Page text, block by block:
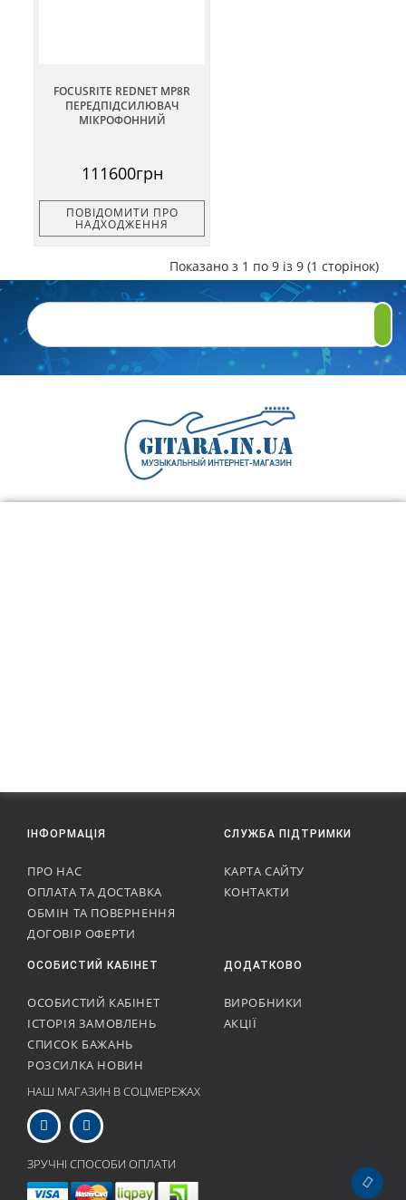
FOCUSRITE REDNET MP8R
ПЕРЕДПІДСИЛЮВАЧ
МІКРОФОННИЙ
111600грн
ПОВІДОМИТИ ПРО
НАДХОДЖЕННЯ
Показано з 1 по 9 із 9 (1 сторінок)
ІНФОРМАЦІЯ
ПРО НАС
ОПЛАТА ТА ДОСТАВКА
ОБМІН ТА ПОВЕРНЕННЯ
ДОГОВІР ОФЕРТИ
СЛУЖБА ПІДТРИМКИ
КАРТА САЙТУ
КОНТАКТИ
ОСОБИСТИЙ КАБІНЕТ
ОСОБИСТИЙ КАБІНЕТ
ІСТОРІЯ ЗАМОВЛЕНЬ
СПИСОК БАЖАНЬ
РОЗСИЛКА НОВИН
ДОДАТКОВО
ВИРОБНИКИ
АКЦІЇ
НАШ МАГАЗИН В СОЦМЕРЕЖАХ
ЗРУЧНІ СПОСОБИ ОПЛАТИ